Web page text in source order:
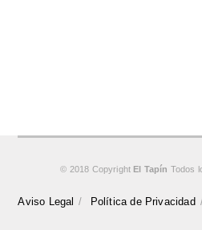
© 2018 Copyright El Tapín Todos
Aviso Legal Política de Privacidad